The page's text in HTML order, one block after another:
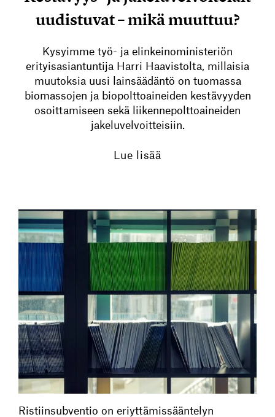
uudistuvat – mikä muuttuu?
Kysyimme työ- ja elinkeinoministeriön
erityisasiantuntija Harri Haavistolta, millaisia
muutoksia uusi lainsäädäntö on tuomassa
biomassojen ja biopolttoaineiden kestävyyden
osoittamiseen sekä liikennepolttoaineiden
jakeluvelvoitteisiin.
Lue lisää
Ristiinsubventio on eriyttämissääntelyn